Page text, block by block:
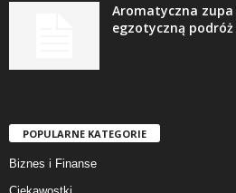
Aromatyczna
egzotyczną
POPULARNE KATEGORIE
Biznes i Finanse